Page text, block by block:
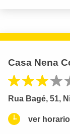
Casa Nena
Rua Bagé, 51,
ver